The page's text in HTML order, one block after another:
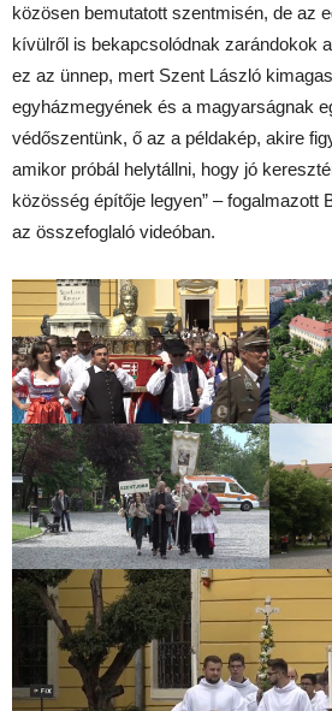
közösen bemutatott szentmisén, de az
kívülről is bekapcsolódnak zarándokok
ez az ünnep, mert Szent László
egyházmegyének és a magyarságnak
védőszentünk, ő az a példakép, akire
amikor próbál helytállni, hogy jó
közösség építője legyen” – fogalmazott
az összefoglaló videóban.